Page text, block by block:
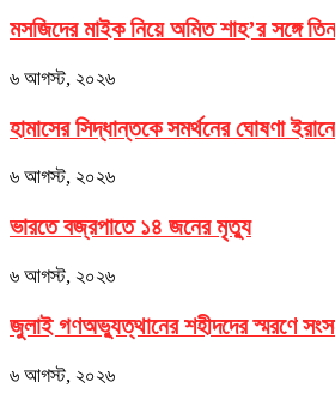
মসজিদের মাইক নিয়ে অমিত শাহ’র সঙ্গে
৬ আগস্ট, ২০২৬
হামাসের সিদ্ধান্তকে সমর্থনের ঘোষণা
৬ আগস্ট, ২০২৬
ভারতে বজ্রপাতে ১৪ জনের মৃত্যু
৬ আগস্ট, ২০২৬
জুলাই গণঅভ্যুত্থানের শহীদদের স্মরণে
৬ আগস্ট, ২০২৬